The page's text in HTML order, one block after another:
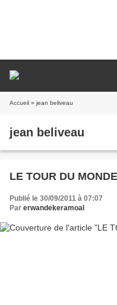
Accueil » jean beliveau
jean beliveau
LE TOUR DU
Publié le 30/09/2011 à 07:07
Par erwandekeramoal